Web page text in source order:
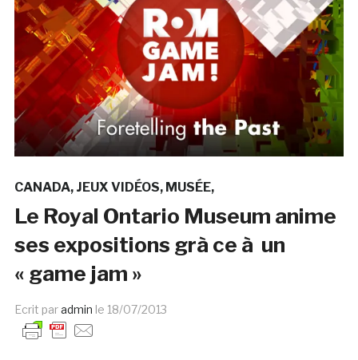
CANADA JEUX VIDÉOS MUSÉE
Le Royal Ontario Museum anime
ses expositions grà ce à un
« game jam »
Ecrit paradmin le 18/07/2013